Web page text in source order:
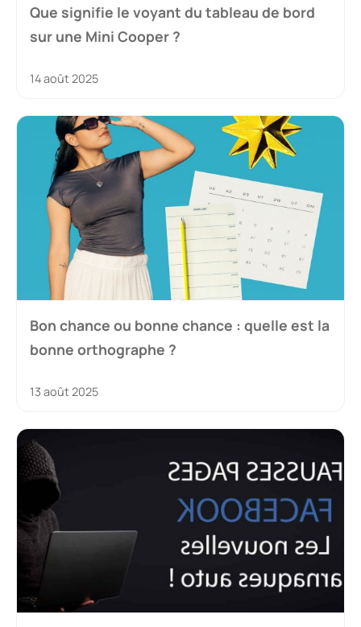
Que signifie le voyant du tableau de bord
sur une Mini Cooper ?
14 août 2025
Bon chance ou bonne chance : quelle est la
bonne orthographe ?
13 août 2025